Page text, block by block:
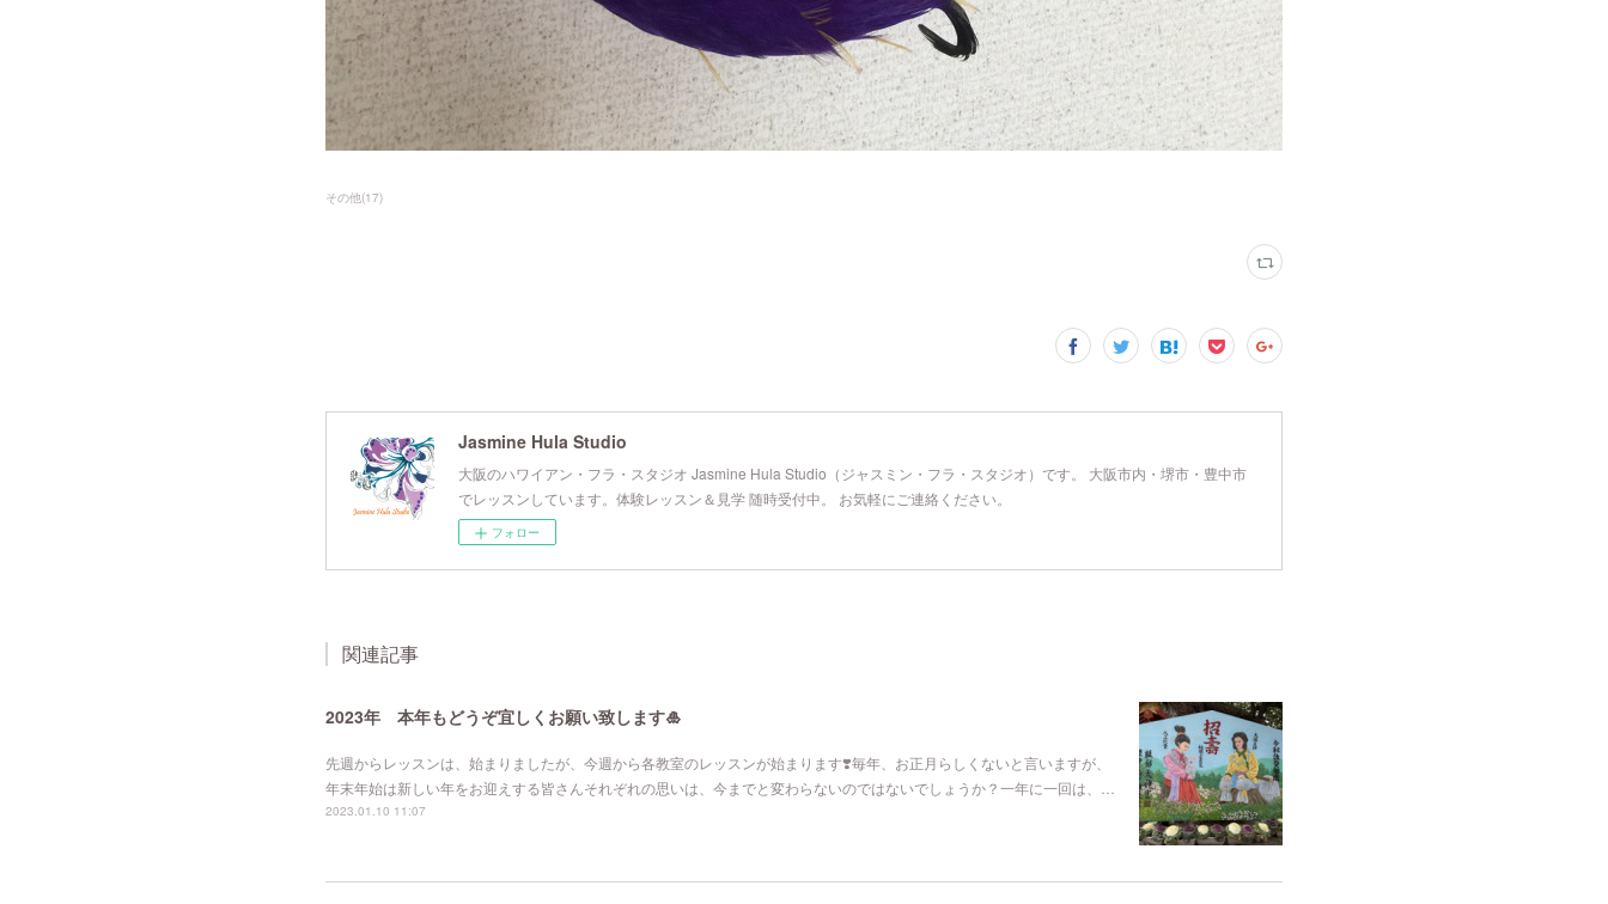
その他(17)
Jasmine Hula Studio
大阪のハワイアン・フラ・スタジオ Jasmine Hula Studio（ジャスミン・フラ・スタジオ）です。 大阪市内・堺市・豊中市
でレッスンしています。体験レッスン＆見学 随時受付中。 お気軽にご連絡ください。
フォロー
関連記事
2023年 本年もどうぞ宜しくお願い致します🎍
先週からレッスンは、始まりましたが、今週から各教室のレッスンが始まります❣️毎年、お正月らしくないと言いますが、
年末年始は新しい年をお迎えする皆さんそれぞれの思いは、今までと変わらないのではないでしょうか？一年に一回は、…
2023.01.10 11:07